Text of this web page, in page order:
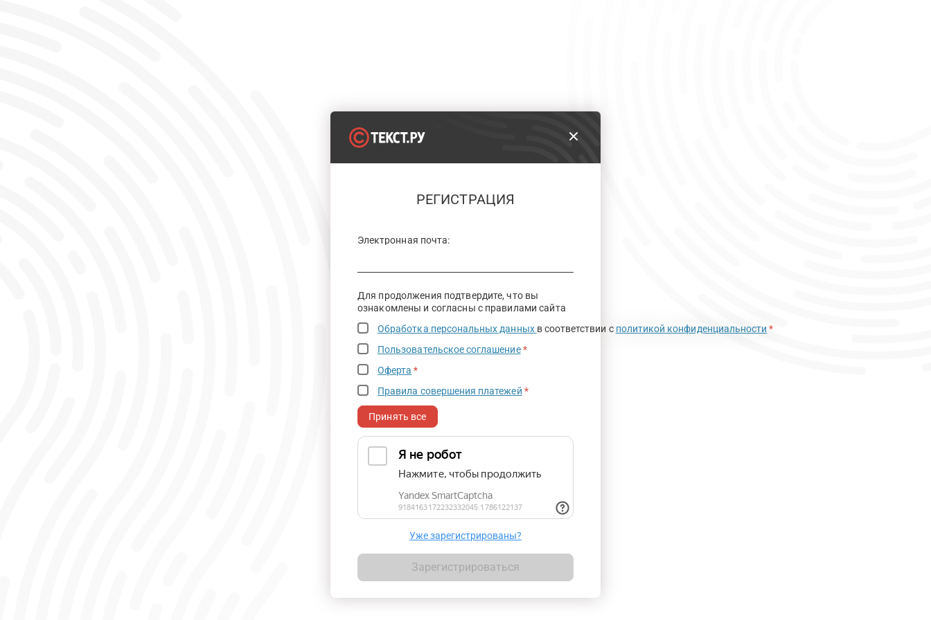
РЕГИСТРАЦИЯ
Электронная почта:
Для продолжения подтвердите, что вы
ознакомлены и согласны с правилами сайта
Обработка персональных данных в соответствии с политикой конфиденциальности *
Пользовательское соглашение *
Оферта *
Правила совершения платежей *
Принять все
Уже зарегистрированы?
Зарегистрироваться